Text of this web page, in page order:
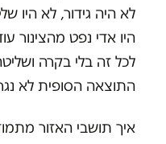
לא היה גידור, לא היו
היו אדי נפט מהצינור
לכל זה בלי בקרה
התוצאה הסופית לא
איך תושבי האזור